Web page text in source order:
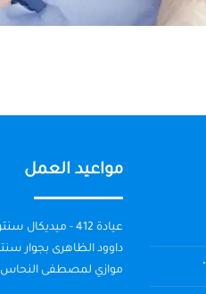
مواعيد العمل
موازي لمصطفى النحاس